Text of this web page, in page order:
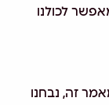
לכולנו
זה, נבחנו